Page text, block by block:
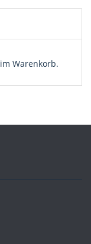
Warenkorb.